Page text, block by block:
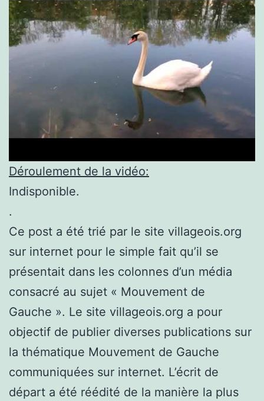
Déroulement de la vidéo:
Indisponible.
.
Ce post a été trié par le site villageois.org
sur internet pour le simple fait qu’il se
présentait dans les colonnes d’un média
consacré au sujet « Mouvement de
Gauche ». Le site villageois.org a pour
objectif de publier diverses publications sur
la thématique Mouvement de Gauche
communiquées sur internet. L’écrit de
départ a été réédité de la manière la plus